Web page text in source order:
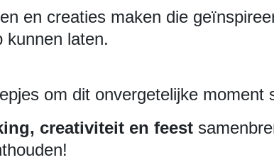
en creaties maken die
kunnen laten.
om dit onvergetelijke moment
creativiteit en feest